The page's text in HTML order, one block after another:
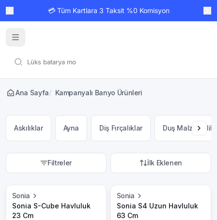
💳 Tüm Kartlara 3 Taksit %0 Komisyon
Ana Sayfa/ Kampanyalı Banyo Ürünleri
Askılıklar Ayna Diş Fırçalıklar Duş Malzemelik
Filtreler İlk Eklenen
Sonia
Sonia S-Cube Havluluk
23 Cm
Sonia
Sonia S4 Uzun Havluluk
63 Cm